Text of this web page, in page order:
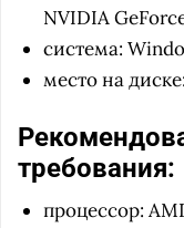
NVIDIA
система:
место на
требования:
процессор: